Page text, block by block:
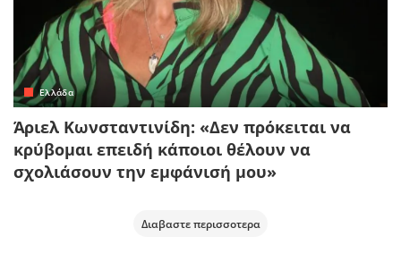
Ελλάδα
Άριελ Κωνσταντινίδη: «Δεν πρόκειται να
κρύβομαι επειδή κάποιοι θέλουν να
σχολιάσουν την εμφάνισή μου»
Διαβαστε περισσοτερα